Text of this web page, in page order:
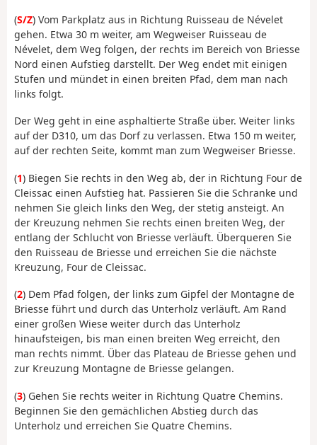
(S/Z) Vom Parkplatz aus in Richtung Ruisseau de Névelet
gehen. Etwa 30 m weiter, am Wegweiser Ruisseau de
Névelet, dem Weg folgen, der rechts im Bereich von Briesse
Nord einen Aufstieg darstellt. Der Weg endet mit einigen
Stufen und mündet in einen breiten Pfad, dem man nach
links folgt.
Der Weg geht in eine asphaltierte Straße über. Weiter links
auf der D310, um das Dorf zu verlassen. Etwa 150 m weiter,
auf der rechten Seite, kommt man zum Wegweiser Briesse.
(1) Biegen Sie rechts in den Weg ab, der in Richtung Four de
Cleissac einen Aufstieg hat. Passieren Sie die Schranke und
nehmen Sie gleich links den Weg, der stetig ansteigt. An
der Kreuzung nehmen Sie rechts einen breiten Weg, der
entlang der Schlucht von Briesse verläuft. Überqueren Sie
den Ruisseau de Briesse und erreichen Sie die nächste
Kreuzung, Four de Cleissac.
(2) Dem Pfad folgen, der links zum Gipfel der Montagne de
Briesse führt und durch das Unterholz verläuft. Am Rand
einer großen Wiese weiter durch das Unterholz
hinaufsteigen, bis man einen breiten Weg erreicht, den
man rechts nimmt. Über das Plateau de Briesse gehen und
zur Kreuzung Montagne de Briesse gelangen.
(3) Gehen Sie rechts weiter in Richtung Quatre Chemins.
Beginnen Sie den gemächlichen Abstieg durch das
Unterholz und erreichen Sie Quatre Chemins.